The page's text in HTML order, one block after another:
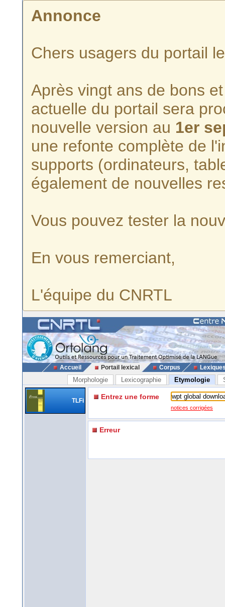
Annonce
Chers usagers du portail
Après vingt ans de bons
actuelle du portail sera
nouvelle version au 1er
une refonte complète de
supports (ordinateurs,
également de nouvelles
Vous pouvez tester la
En vous remerciant,
L'équipe du CNRTL
Accueil Portail lexical Corpus
Morphologie Lexicographie Etymologie
TLFi Entrez une forme
notices corrigées
Erreur